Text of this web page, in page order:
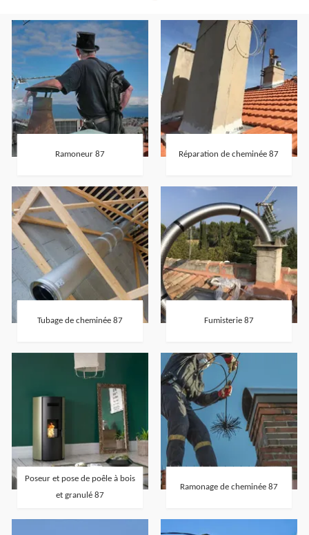
Ramoneur 87 Réparation de cheminée 87
Tubage de cheminée 87 Fumisterie 87
Poseur et pose de poêle à bois
et granulé 87
Ramonage de cheminée 87